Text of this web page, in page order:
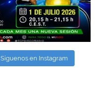
Síguenos en Instagram